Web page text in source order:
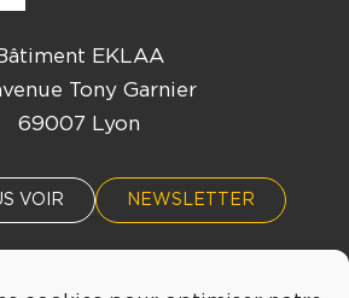
EKLAA
Tony Garnier
69007 Lyon
VOIR NEWSLETTER